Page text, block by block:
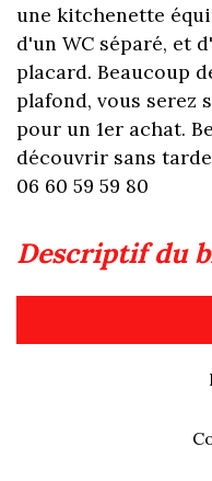
une kitchenette
d'un WC séparé, et
placard. Beaucoup
plafond, vous serez
pour un 1er achat.
découvrir sans
06 60 59 59 80
descriptif du